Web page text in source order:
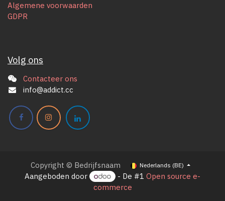
Algemene voorwaarden
GDPR
Volg ons
Contacteer ons
info@addict.cc
Copyright © Bedrijfsnaam Nederlands (BE)
Aangeboden door - De #1 Open source e-
commerce